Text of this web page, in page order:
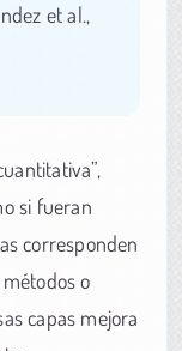
et al.,
si fueran
corresponden
o
capas mejora